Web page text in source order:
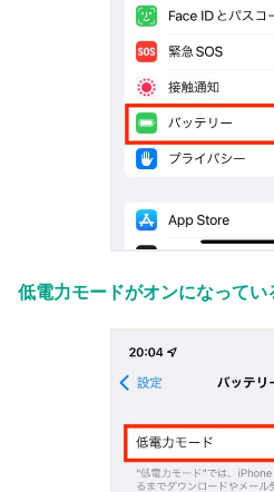
低電力モードがオンになってい